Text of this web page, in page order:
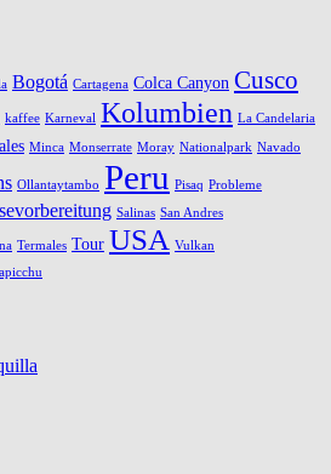
Bogotá Cartagena Colca Canyon Cusco
kaffee Karneval Kolumbien La Candelaria
Minca Monserrate Moray Nationalpark Navado
Ollantaytambo Peru Pisaq Probleme
Salinas San Andres
Termales Tour USA Vulkan